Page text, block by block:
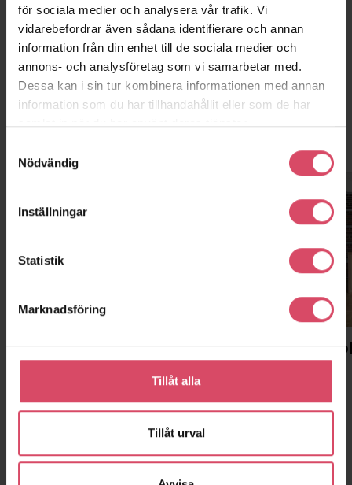
för sociala medier och analysera vår trafik. Vi
vidarebefordrar även sådana identifierare och annan
information från din enhet till de sociala medier och
annons- och analysföretag som vi samarbetar med.
Dessa kan i sin tur kombinera informationen med annan
information som du har tillhandahållit eller som de har
samlat in när du har använt deras tjänster.
Nödvändig
Inställningar
Statistik
Marknadsföring
Tillåt alla
Tillåt urval
Malmö
Huvudkontor, showroom, lager